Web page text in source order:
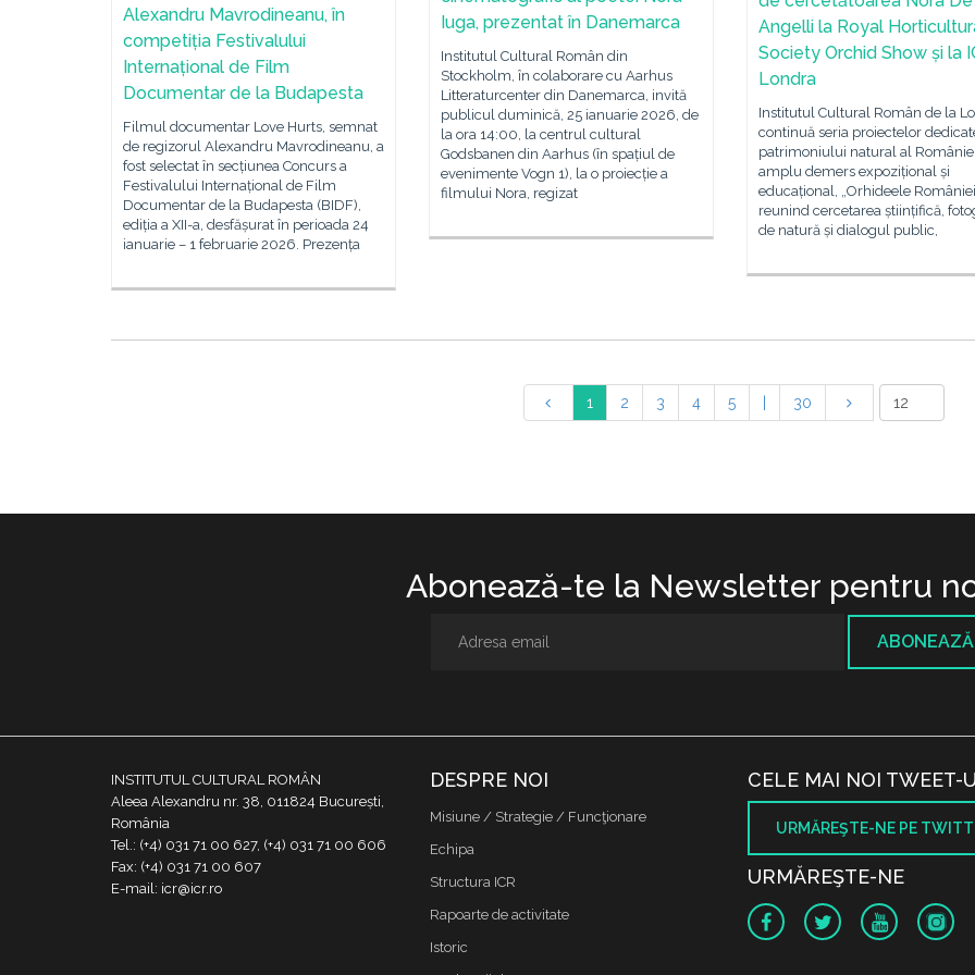
Angelli la Royal
Society Orchid Show și la
Londra
Institutul Cultural Român de la
continuă seria proiectelor
patrimoniului natural al
amplu demers expozițional și
educațional, „Orhideele
reunind cercetarea științifică,
de natură și dialogul public,
Iuga, prezentat în Danemarca
Institutul Cultural Român din
Stockholm, în colaborare cu Aarhus
Litteraturcenter din Danemarca, invită
publicul duminică, 25 ianuarie 2026, de
la ora 14:00, la centrul cultural
Godsbanen din Aarhus (în spațiul de
evenimente Vogn 1), la o proiecție a
filmului Nora, regizat
Alexandru Mavrodineanu, în
competiția Festivalului
Internațional de Film
Documentar de la Budapesta
Filmul documentar Love Hurts, semnat
de regizorul Alexandru Mavrodineanu, a
fost selectat în secțiunea Concurs a
Festivalului Internațional de Film
Documentar de la Budapesta (BIDF),
ediția a XII-a, desfășurat în perioada 24
ianuarie – 1 februarie 2026. Prezența
1 2 3 4 5 30
Abonează-te la Newsletter pentru
INSTITUTUL CULTURAL ROMÂN
Aleea Alexandru nr. 38, 011824 București,
România
Tel.: (+4) 031 71 00 627, (+4) 031 71 00 606
Fax: (+4) 031 71 00 607
E-mail: icr@icr.ro
DESPRE NOI
Misiune / Strategie / Funcţionare
Echipa
Structura ICR
Rapoarte de activitate
Istoric
CELE MAI NOI TWEET-
URMĂREŞTE-NE PE
URMĂREŞTE-NE